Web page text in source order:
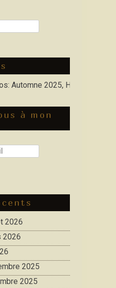
2025, Hiver 2026
à mon
2026
2026
2025
2025